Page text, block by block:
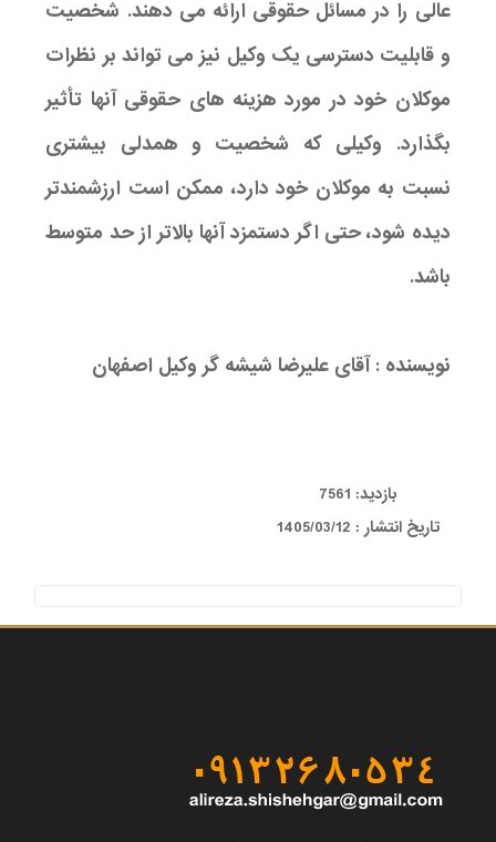
عالی را در مسائل حقوقی ارائه می دهند. شخصیت
و قابلیت دسترسی یک وکیل نیز می تواند بر نظرات
موکلان خود در مورد هزینه های حقوقی آنها تأثیر
بگذارد. وکیلی که شخصیت و همدلی بیشتری
نسبت به موکلان خود دارد، ممکن است ارزشمندتر
دیده شود، حتی اگر دستمزد آنها بالاتر از حد متوسط
​​باشد.
نویسنده : آقای علیرضا شیشه گر وکیل اصفهان
بازدید: 7561
تاریخ انتشار : 1405/03/12